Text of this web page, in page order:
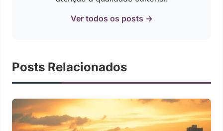
Ver todos os posts →
Posts Relacionados